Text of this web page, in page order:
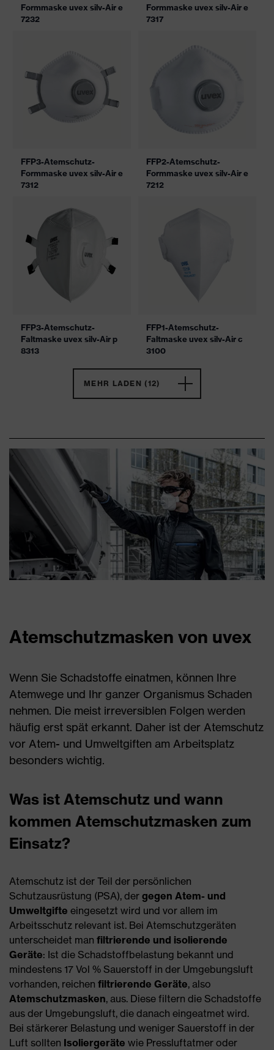
Formmaske uvex silv-Air e
7232
Formmaske uvex silv-Air e
7317
FFP3-Atemschutz-
Formmaske uvex silv-Air e
7312
FFP2-Atemschutz-
Formmaske uvex silv-Air e
7212
FFP3-Atemschutz-
Faltmaske uvex silv-Air p
8313
FFP1-Atemschutz-
Faltmaske uvex silv-Air c
3100
MEHR LADEN (12)
Atemschutzmasken von uvex
Wenn Sie Schadstoffe einatmen, können Ihre
Atemwege und Ihr ganzer Organismus Schaden
nehmen. Die meist irreversiblen Folgen werden
häufig erst spät erkannt. Daher ist der Atemschutz
vor Atem- und Umweltgiften am Arbeitsplatz
besonders wichtig.
Was ist Atemschutz und wann
kommen Atemschutzmasken zum
Einsatz?
Atemschutz ist der Teil der persönlichen
Schutzausrüstung (PSA), der gegen Atem- und
Umweltgifte eingesetzt wird und vor allem im
Arbeitsschutz relevant ist. Bei Atemschutzgeräten
unterscheidet man filtrierende und isolierende
Geräte: Ist die Schadstoffbelastung bekannt und
mindestens 17 Vol % Sauerstoff in der Umgebungsluft
vorhanden, reichen filtrierende Geräte, also
Atemschutzmasken, aus. Diese filtern die Schadstoffe
aus der Umgebungsluft, die danach eingeatmet wird.
Bei stärkerer Belastung und weniger Sauerstoff in der
Luft sollten Isoliergeräte wie Pressluftatmer oder